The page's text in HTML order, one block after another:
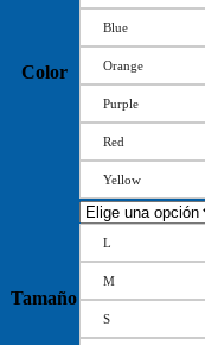
Color
Blue
Orange
Purple
Red
Yellow
Tamaño
L
M
S